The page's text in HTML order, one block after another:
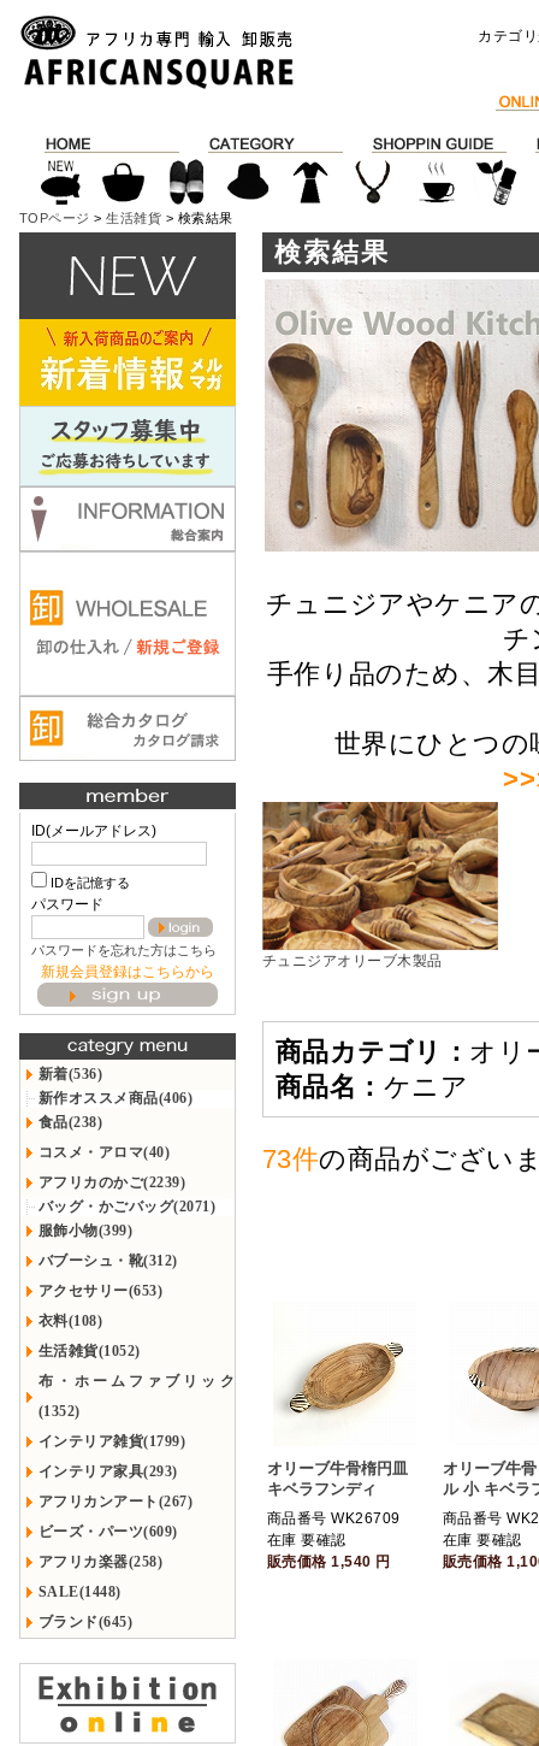
カテゴ
TOPページ >生活雑貨 > 検索結果
ID(メールアドレス)
IDを記憶する
パスワード
パスワードを忘れた方はこちら
新規会員登録はこちらから
新着(536)
新作オススメ商品(406)
食品(238)
コスメ・アロマ(40)
アフリカのかご(2239)
バッグ・かごバッグ(2071)
服飾小物(399)
バブーシュ・靴(312)
アクセサリー(653)
衣料(108)
生活雑貨(1052)
布・ホームファブリック
(1352)
インテリア雑貨(1799)
インテリア家具(293)
アフリカンアート(267)
ビーズ・パーツ(609)
アフリカ楽器(258)
SALE(1448)
ブランド(645)
検索結果
チュニジアやケニア
チ
手作り品のため、木
世界にひとつ
チュニジアオリーブ木製品
商品カテゴリ： オリ
商品名： ケニア
73件の商品がござい
オリーブ牛骨楕円皿
キベラフンディ
商品番号 WK26709
在庫 要確認
販売価格1,540 円
オリーブ牛
ル 小 キベラ
商品番号
在庫 要確認
販売価格